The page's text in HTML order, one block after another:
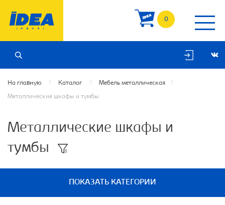
0
На главную Каталог Мебель металлическая
Металлические шкафы и тумбы
Металлические шкафы и
тумбы
ПОКАЗАТЬ КАТЕГОРИИ